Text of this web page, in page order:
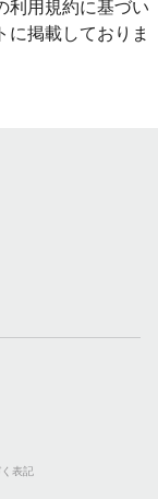
利用規約に基づい
に掲載しておりま
表記